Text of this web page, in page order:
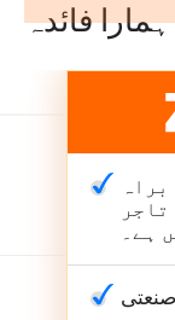
ہمارا فائدہ
ہے۔
صنعتی